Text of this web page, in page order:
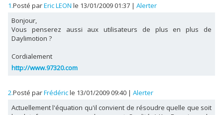
1.Posté parEric LEON le 13/01/2009 01:37 | Alerter
Bonjour,
Vous penserez aussi aux utilisateurs de plus en plus de
Daylimotion ?
Cordialement
http://www.97320.com
2.Posté parFrédéricle 13/01/2009 09:40 | Alerter
Actuellement l'équation qu'il convient de résoudre quelle que soit